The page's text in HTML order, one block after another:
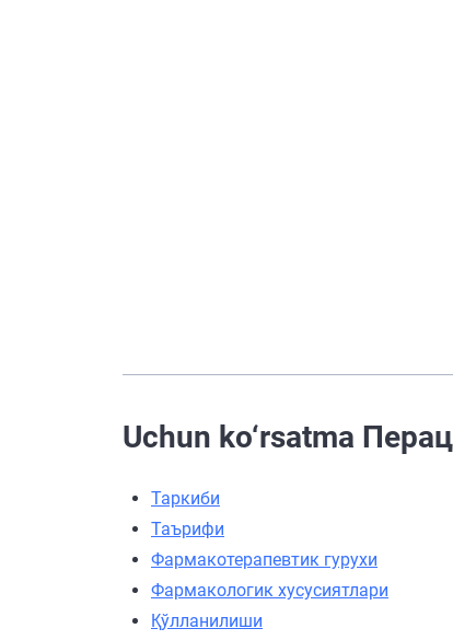
Uchun ko‘rsatma
Таркиби
Таърифи
Фармакотерапевтик гурухи
Фармакологик хусусиятлари
Қўлланилиши